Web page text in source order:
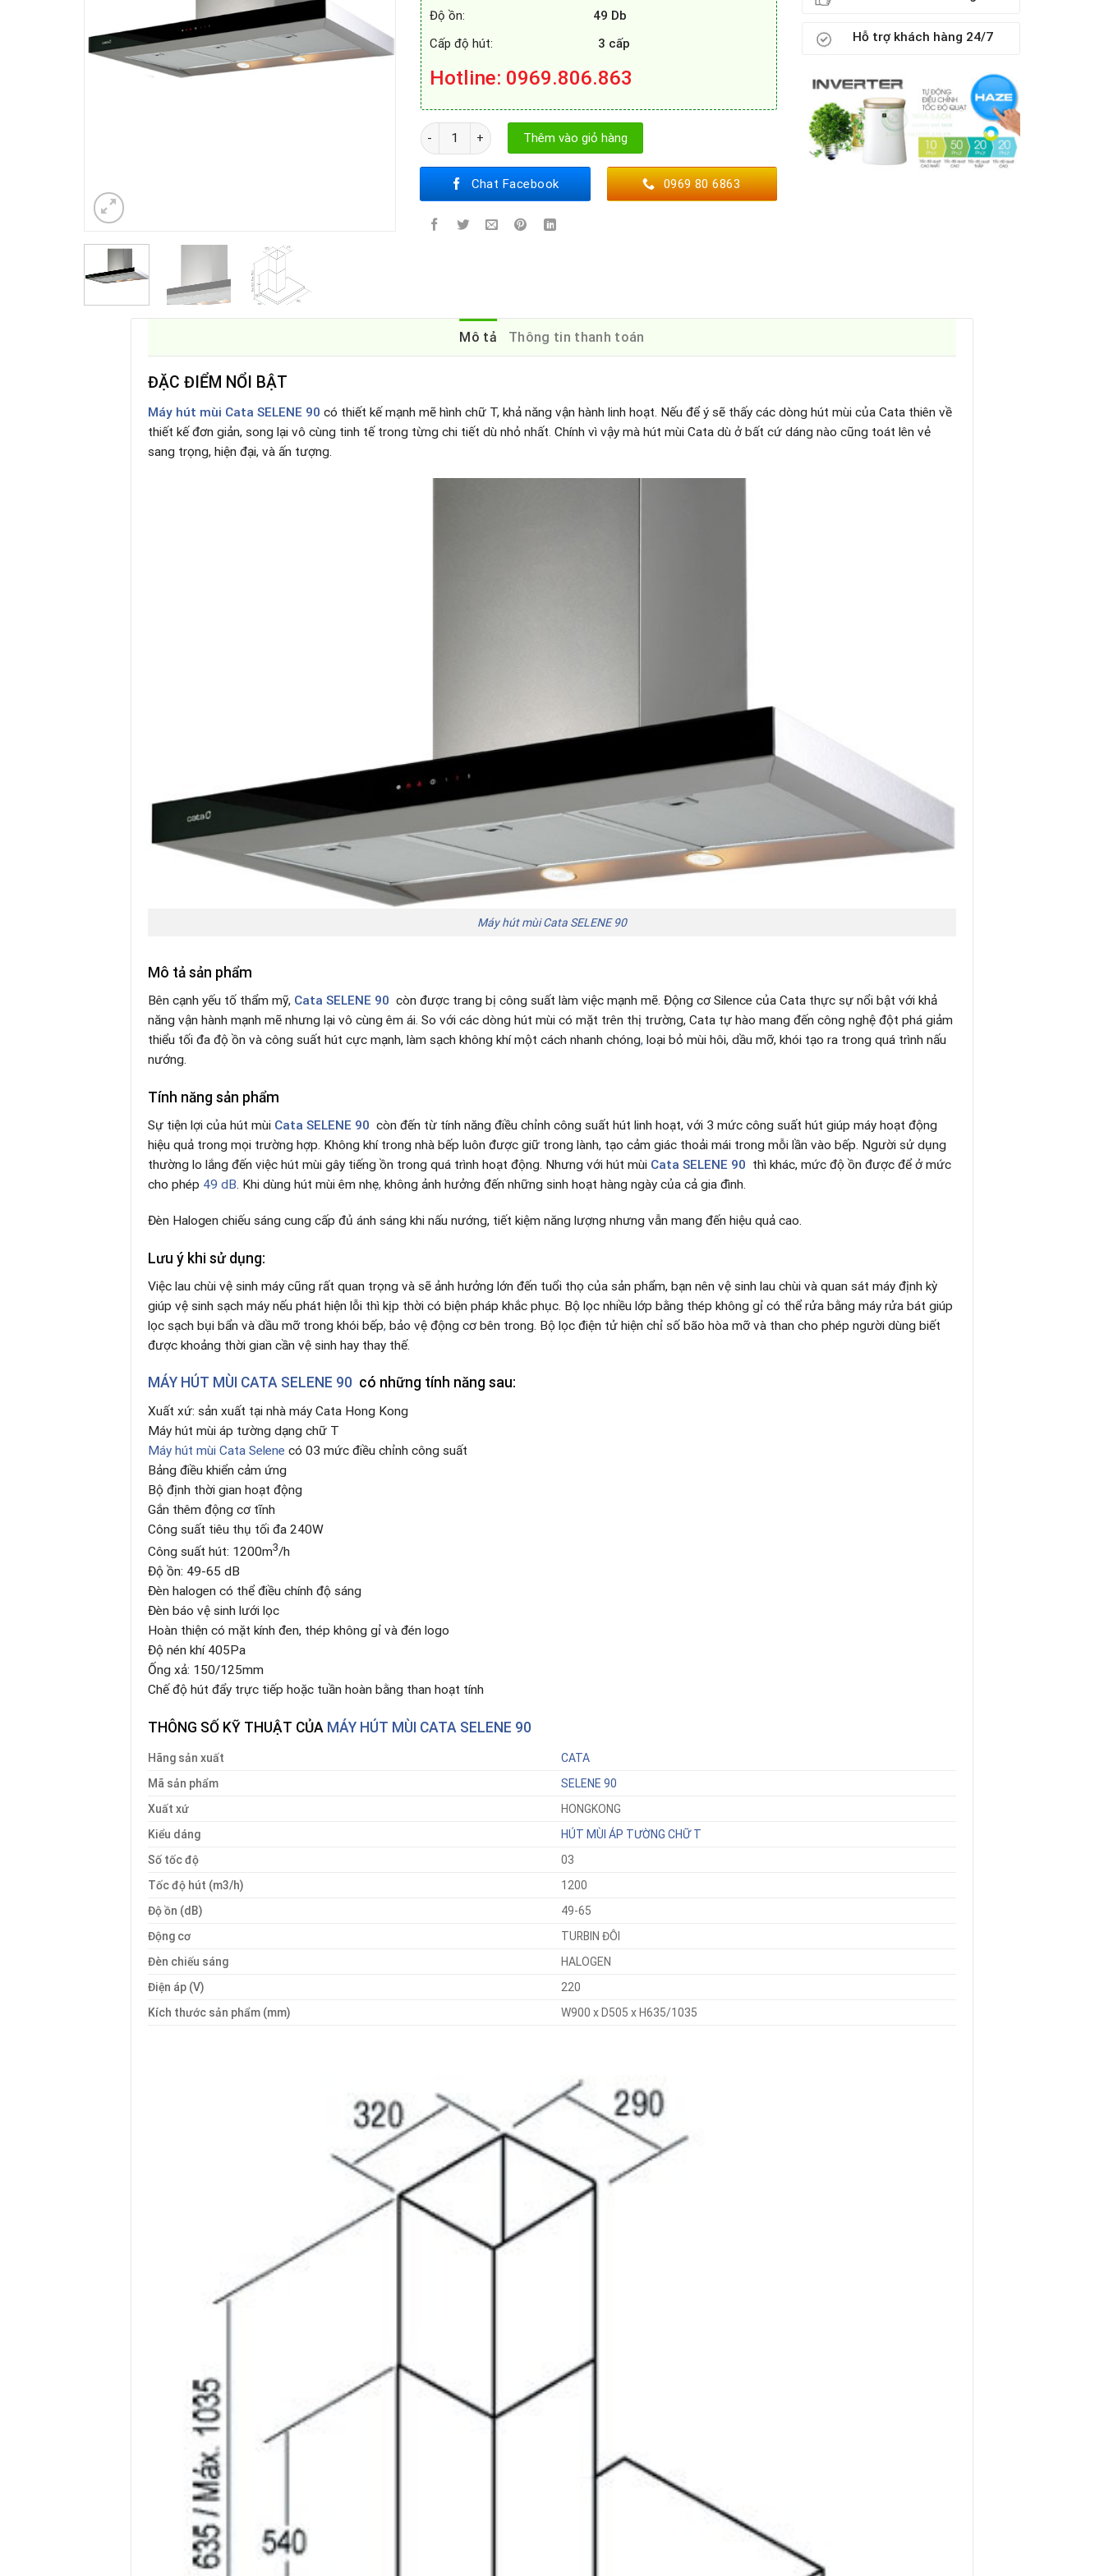
Độ ồn: 49 Db
Cấp độ hút: 3 cấp
Hotline: 0969.806.863
MÁY HÚT MÙI CATA SELENE 90 số lượng
Thêm vào giỏ hàng
Chat Facebook 0969 80 6863
Hỗ trợ khách hàng 24/7
Mô tả Thông tin thanh toán
ĐẶC ĐIỂM NỔI BẬT
Máy hút mùi Cata SELENE 90 có thiết kế mạnh mẽ hình chữ T, khả năng vận hành linh hoạt. Nếu để ý sẽ thấy các dòng hút mùi của Cata thiên về
thiết kế đơn giản, song lại vô cùng tinh tế trong từng chi tiết dù nhỏ nhất. Chính vì vậy mà hút mùi Cata dù ở bất cứ dáng nào cũng toát lên vẻ
sang trọng, hiện đại, và ấn tượng.
Máy hút mùi Cata SELENE 90
Mô tả sản phẩm
Bên cạnh yếu tố thẩm mỹ, Cata SELENE 90 còn được trang bị công suất làm việc mạnh mẽ. Động cơ Silence của Cata thực sự nổi bật với khả
năng vận hành mạnh mẽ nhưng lại vô cùng êm ái. So với các dòng hút mùi có mặt trên thị trường, Cata tự hào mang đến công nghệ đột phá giảm
thiểu tối đa độ ồn và công suất hút cực mạnh, làm sạch không khí một cách nhanh chóng, loại bỏ mùi hôi, dầu mỡ, khói tạo ra trong quá trình nấu
nướng.
Tính năng sản phẩm
Sự tiện lợi của hút mùi Cata SELENE 90 còn đến từ tính năng điều chỉnh công suất hút linh hoạt, với 3 mức công suất hút giúp máy hoạt động
hiệu quả trong mọi trường hợp. Không khí trong nhà bếp luôn được giữ trong lành, tạo cảm giác thoải mái trong mỗi lần vào bếp. Người sử dụng
thường lo lắng đến việc hút mùi gây tiếng ồn trong quá trình hoạt động. Nhưng với hút mùi Cata SELENE 90 thì khác, mức độ ồn được để ở mức
cho phép 49 dB. Khi dùng hút mùi êm nhẹ, không ảnh hưởng đến những sinh hoạt hàng ngày của cả gia đình.
Đèn Halogen chiếu sáng cung cấp đủ ánh sáng khi nấu nướng, tiết kiệm năng lượng nhưng vẫn mang đến hiệu quả cao.
Lưu ý khi sử dụng:
Việc lau chùi vệ sinh máy cũng rất quan trọng và sẽ ảnh hưởng lớn đến tuổi thọ của sản phẩm, bạn nên vệ sinh lau chùi và quan sát máy định kỳ
giúp vệ sinh sạch máy nếu phát hiện lỗi thì kịp thời có biện pháp khắc phục. Bộ lọc nhiều lớp bằng thép không gỉ có thể rửa bằng máy rửa bát giúp
lọc sạch bụi bẩn và dầu mỡ trong khói bếp, bảo vệ động cơ bên trong. Bộ lọc điện tử hiện chỉ số bão hòa mỡ và than cho phép người dùng biết
được khoảng thời gian cần vệ sinh hay thay thế.
MÁY HÚT MÙI CATA SELENE 90 có những tính năng sau:
Xuất xứ: sản xuất tại nhà máy Cata Hong Kong
Máy hút mùi áp tường dạng chữ T
Máy hút mùi Cata Selene có 03 mức điều chỉnh công suất
Bảng điều khiển cảm ứng
Bộ định thời gian hoạt động
Gắn thêm động cơ tĩnh
Công suất tiêu thụ tối đa 240W
Công suất hút: 1200m3/h
Độ ồn: 49-65 dB
Đèn halogen có thể điều chính độ sáng
Đèn báo vệ sinh lưới lọc
Hoàn thiện có mặt kính đen, thép không gỉ và đén logo
Độ nén khí 405Pa
Ống xả: 150/125mm
Chế độ hút đẩy trực tiếp hoặc tuần hoàn bằng than hoạt tính
THÔNG SỐ KỸ THUẬT CỦA MÁY HÚT MÙI CATA SELENE 90
Hãng sản xuất
CATA
Mã sản phẩm
SELENE 90
Xuất xứ
HONGKONG
Kiểu dáng
HÚT MÙI ÁP TƯỜNG CHỮ T
Số tốc độ
03
Tốc độ hút (m3/h)
1200
Độ ồn (dB)
49-65
Động cơ
TURBIN ĐÔI
Đèn chiếu sáng
HALOGEN
Điện áp (V)
220
Kích thước sản phẩm (mm)
W900 x D505 x H635/1035